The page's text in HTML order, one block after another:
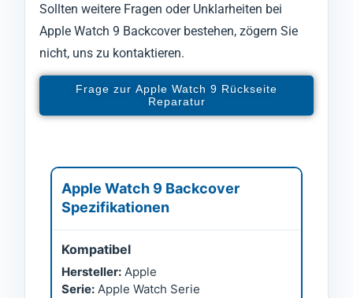
Sollten weitere Fragen oder Unklarheiten bei
Apple Watch 9 Backcover bestehen, zögern Sie
nicht, uns zu kontaktieren.
Frage zur Apple Watch 9 Rückseite
Reparatur
Apple Watch 9 Backcover
Spezifikationen
Kompatibel
Hersteller: Apple
Serie: Apple Watch Serie